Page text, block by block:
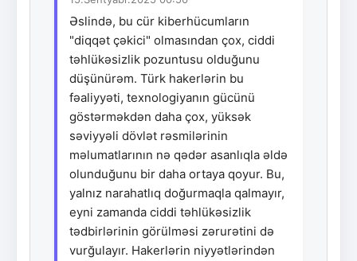
Əslində, bu cür kiberhücumların
"diqqət çəkici" olmasından çox, ciddi
təhlükəsizlik pozuntusu olduğunu
düşünürəm. Türk hakerlərin bu
fəaliyyəti, texnologiyanın gücünü
göstərməkdən daha çox, yüksək
səviyyəli dövlət rəsmilərinin
məlumatlarının nə qədər asanlıqla əldə
olunduğunu bir daha ortaya qoyur. Bu,
yalnız narahatlıq doğurmaqla qalmayır,
eyni zamanda ciddi təhlükəsizlik
tədbirlərinin görülməsi zərurətini də
vurğulayır. Hakerlərin niyyətlərindən